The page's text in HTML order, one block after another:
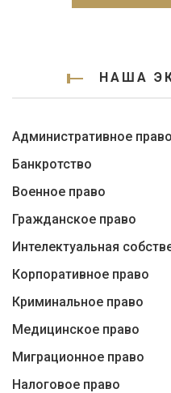
НАША
Административное право
Банкротство
Военное право
Гражданское право
Интелектуальная
Корпоративное право
Криминальное право
Медицинское право
Миграционное право
Налоговое право